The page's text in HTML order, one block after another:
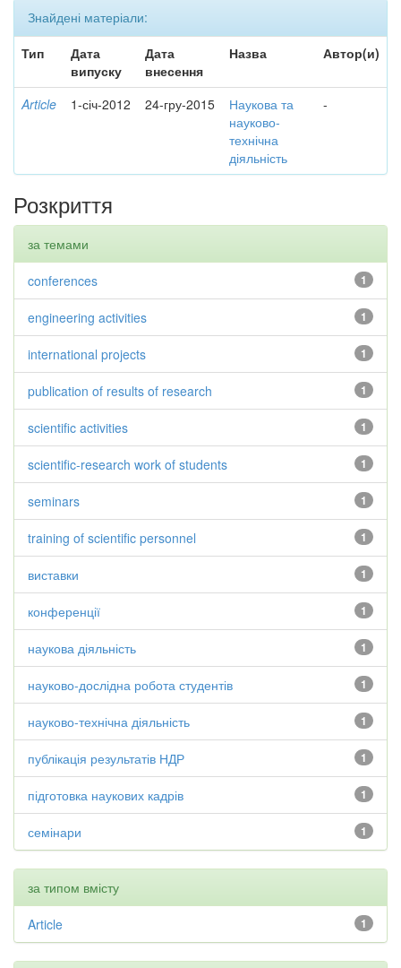
Знайдені матеріали:
Тип
Дата
випуску
Дата
внесення
Назва Автор(и)
Article 1-січ-2012 24-гру-2015
Наукова та
науково-
технічна
діяльність
-
Розкриття
за темами
1
conferences
1
engineering activities
1
international projects
1
publication of results of research
1
scientific activities
1
scientific-research work of students
1
seminars
1
training of scientific personnel
1
виставки
1
конференції
1
наукова діяльність
1
науково-дослідна робота студентів
1
науково-технічна діяльність
1
публікація результатів НДР
1
підготовка наукових кадрів
1
семінари
за типом вмісту
1
Article